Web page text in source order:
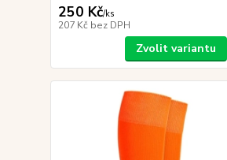
250 Kč/ks
207 Kč bez DPH
Zvolit variantu